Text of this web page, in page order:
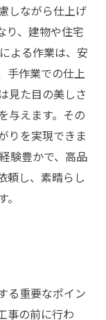
しながら仕上げ
り、建物や住宅
よる作業は、安
手作業での仕上
見た目の美しさ
与えます。その
りを実現できま
験豊かで、高品
頼し、素晴らし
る重要なポイン
事の前に行わ